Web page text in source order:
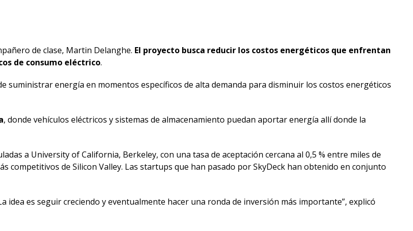
de clase, Martin Delanghe. El proyecto busca reducir los costos energéticos que enfrentan
de consumo eléctrico.
suministrar energía en momentos específicos de alta demanda para disminuir los costos energéticos
, donde vehículos eléctricos y sistemas de almacenamiento puedan aportar energía allí donde la
a University of California, Berkeley, con una tasa de aceptación cercana al 0,5 % entre miles de
competitivos de Silicon Valley. Las startups que han pasado por SkyDeck han obtenido en conjunto
idea es seguir creciendo y eventualmente hacer una ronda de inversión más importante”, explicó